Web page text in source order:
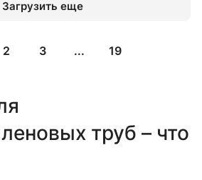
Загрузить еще
2 3 ... 19
труб – что